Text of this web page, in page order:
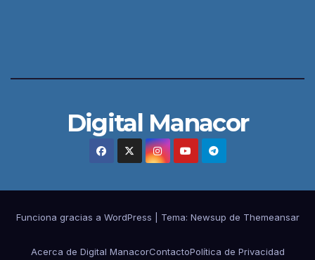
Digital Manacor
Funciona gracias a WordPress Tema: Newsup de Themeansar
Acerca de Digital ManacorContactoPolítica de Privacidad